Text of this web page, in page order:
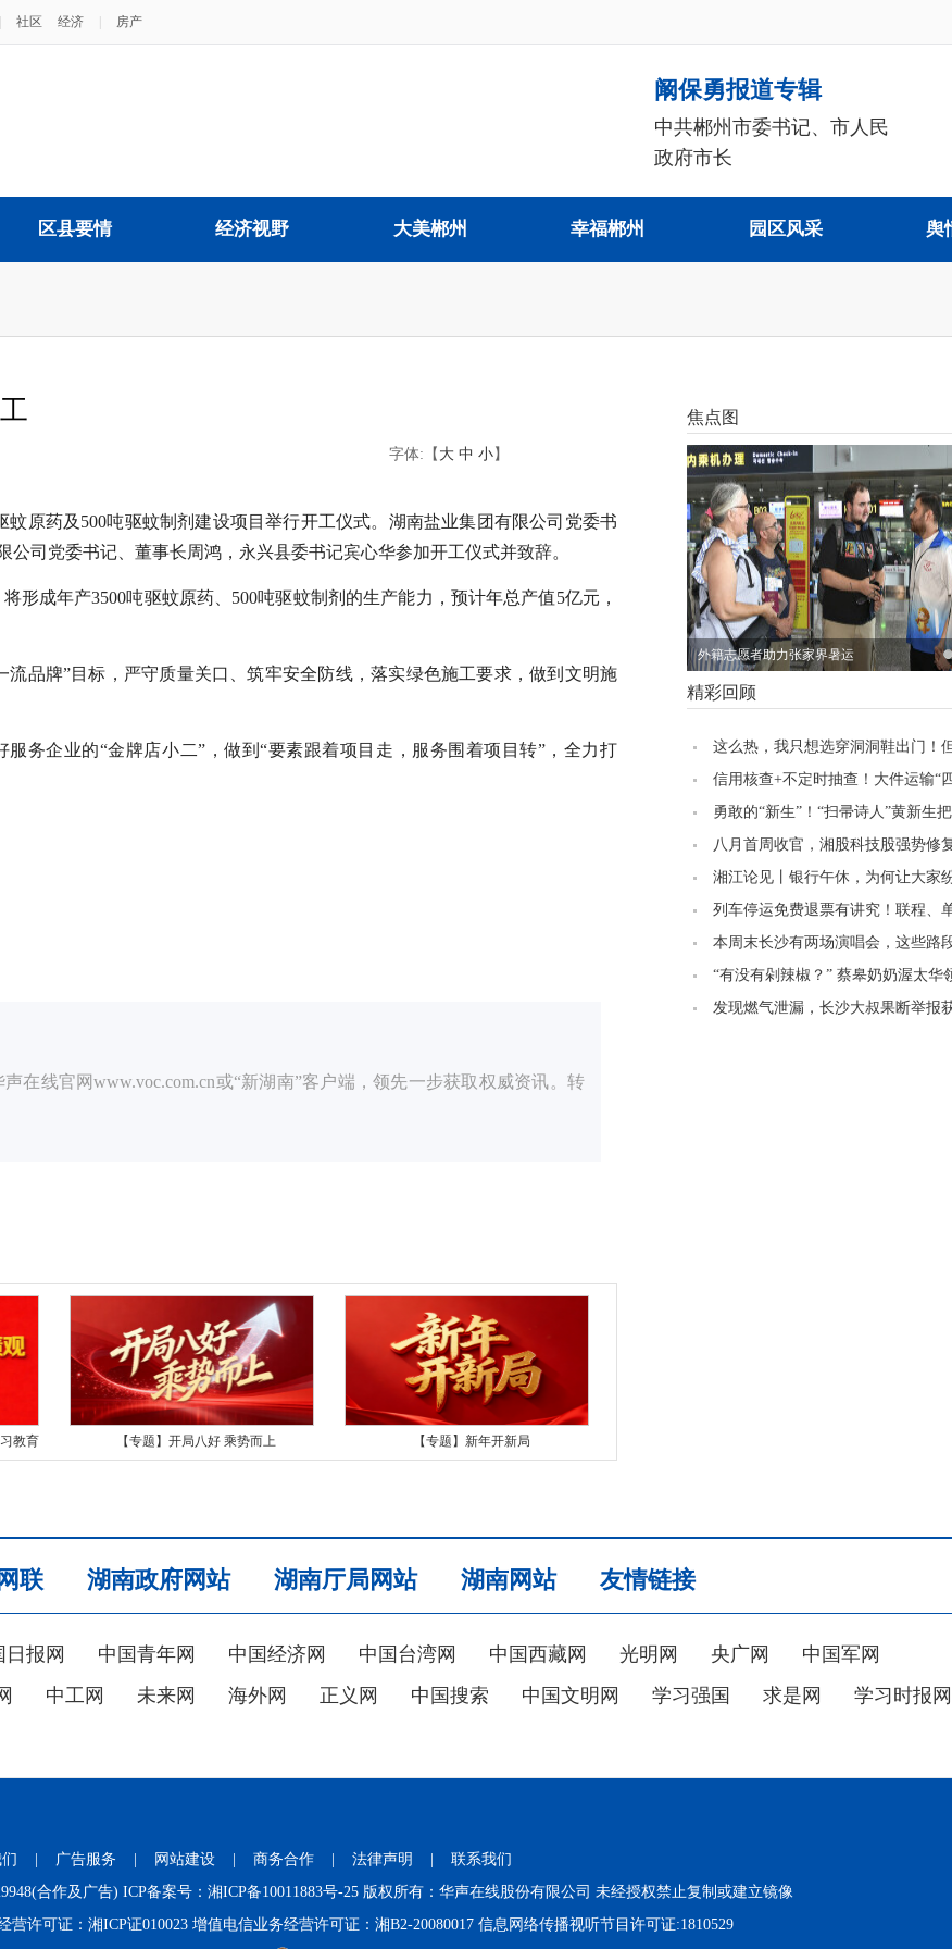
社区 经济 房产
阚保勇报道专辑
中共郴州市委书记、市人民
政府市长
区县要情 经济视野 大美郴州 幸福郴州 园区风采 舆
字体:【 大 中 小】
蚊原药及500吨驱蚊制剂建设项目举行开工仪式。 湖南盐业集团有限公司党委书
司党委书记、董事长周鸿，永兴县委书记宾心华参加开工仪式并致辞。
形成年产3500吨驱蚊原药、500吨驱蚊制剂的生产能力，预计年总产值5亿元，
品牌”目标，严守质量关口、筑牢安全防线，落实绿色施工要求，做到文明施
务企业的“金牌店小二”，做到“要素跟着项目走，服务围着项目转”，全力打
在线官网www.voc.com.cn或“新湖南”客户端，领先一步获取权威资讯。转
教育 【专题】开局八好 乘势而上 【专题】新年开新局
焦点图
外籍志愿者助力张家界暑运
精彩回顾
这么热，我只想选穿洞洞鞋出门！
家却认为……
信用核查+不定时抽查！大件运输“
负增效
勇敢的“新生”！“扫帚诗人”黄新生
写成诗丨美好湖南推荐官
八月首周收官，湘股科技股强势修
湘江论见丨银行午休，为何让大家
防”
列车停运免费退票有讲究！联程、
操作方式大不同
本周末长沙有两场演唱会，这些路
管制
“有没有剁辣椒？” 蔡皋奶奶渥太华
叨“想吃辣椒”
发现燃气泄漏，长沙大叔果断举报
联 湖南政府网站 湖南厅局网站 湖南网站 友情链接
日报网 中国青年网 中国经济网 中国台湾网 中国西藏网 光明网 央广网
中国军网
中工网 未来网 海外网 正义网 中国搜索 中国文明网 学习强国 求是网
学习时报网
| 广告服务 | 网站建设 | 商务合作 | 法律声明 |
联系我们
合作及广告) ICP备案号： 湘ICP备10011883号-25 版权所有：华声在线股份有限公司 未经授权禁止复制或建立镜像
营许可证：湘ICP证010023 增值电信业务经营许可证：湘B2-20080017 信息网络传播视听节目许可证:1810529